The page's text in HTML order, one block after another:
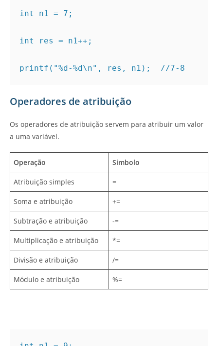
int n1 = 7;
int res = n1++;
printf("%d-%d\n", res, n1);  //7-8
Operadores de atribuição
Os operadores de atribuição servem para atribuir um valor
a uma variável.
Operação Simbolo
Atribuição simples =
Soma e atribuição +=
Subtração e atribuição -=
Multiplicação e atribuição *=
Divisão e atribuição /=
Módulo e atribuição %=